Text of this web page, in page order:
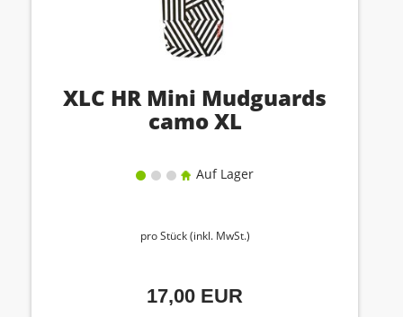
XLC HR Mini Mudguards
camo XL
Auf Lager
pro Stück (inkl. MwSt.)
17,00 EUR